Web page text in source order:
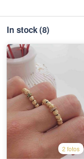
In stock(8)
2 fotos